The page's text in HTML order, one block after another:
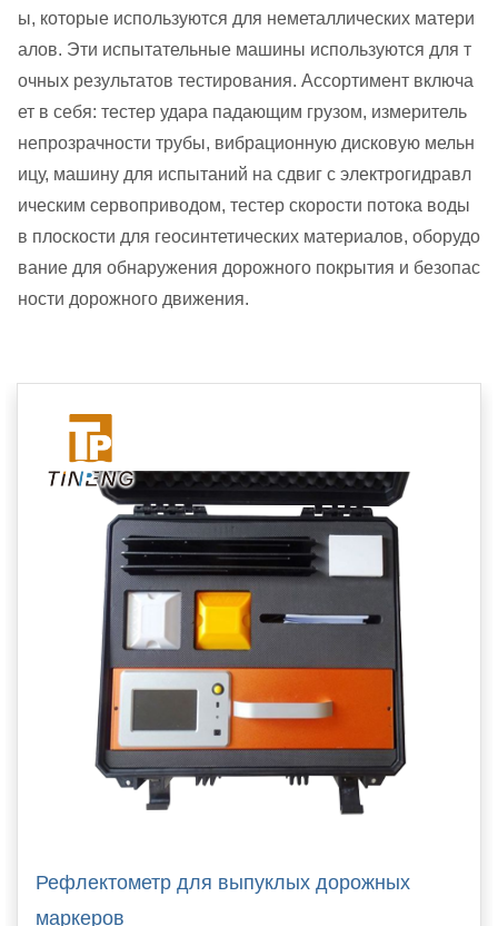
ы, которые используются для неметаллических матери
алов. Эти испытательные машины используются для т
очных результатов тестирования. Ассортимент включа
ет в себя: тестер удара падающим грузом, измеритель
непрозрачности трубы, вибрационную дисковую мельн
ицу, машину для испытаний на сдвиг с электрогидравл
ическим сервоприводом, тестер скорости потока воды
в плоскости для геосинтетических материалов, оборудо
вание для обнаружения дорожного покрытия и безопас
ности дорожного движения.
Рефлектометр для выпуклых дорожных
маркеров